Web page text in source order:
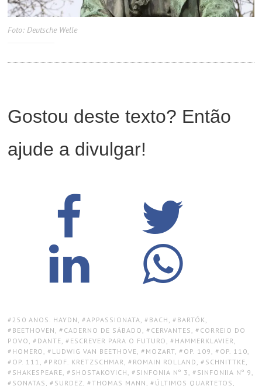
Foto: Deutsche Welle
Gostou deste texto? Então
ajude a divulgar!
TAGS:
250 ANOS. HAYDN , APPASSIONATA, BACH , BARTÓK,
BEETHOVEN , CADERNO DE SÁBADO , CERVANTES , CORREIO DO
POVO , DANTE, ESCREVER PARA O FUTURO , HAMMERKLAVIER,
HOMERO , LUDWIG VAN BEETHOVE, MOZART, OP. 109 , OP. 110,
OP. 111 , PROF. KRETZSCHMAR, ROMAIN ROLLAND , SCHNITTKE,
SHAKESPEARE, SHOSTAKOVICH , SINFONIA Nº 3 , SINFONIIA Nº 9 ,
SONATAS , SURDEZ, THOMAS MANN , ÚLTIMOS QUARTETOS ,